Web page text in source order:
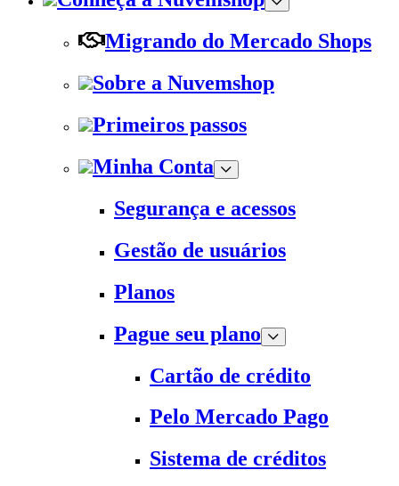
Migrando do Mercado Shops
Sobre a Nuvemshop
Primeiros passos
Minha Conta
Segurança e acessos
Gestão de usuários
Planos
Pague seu plano
Cartão de crédito
Pelo Mercado Pago
Sistema de créditos